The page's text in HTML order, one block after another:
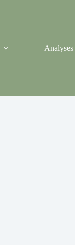
Analyses